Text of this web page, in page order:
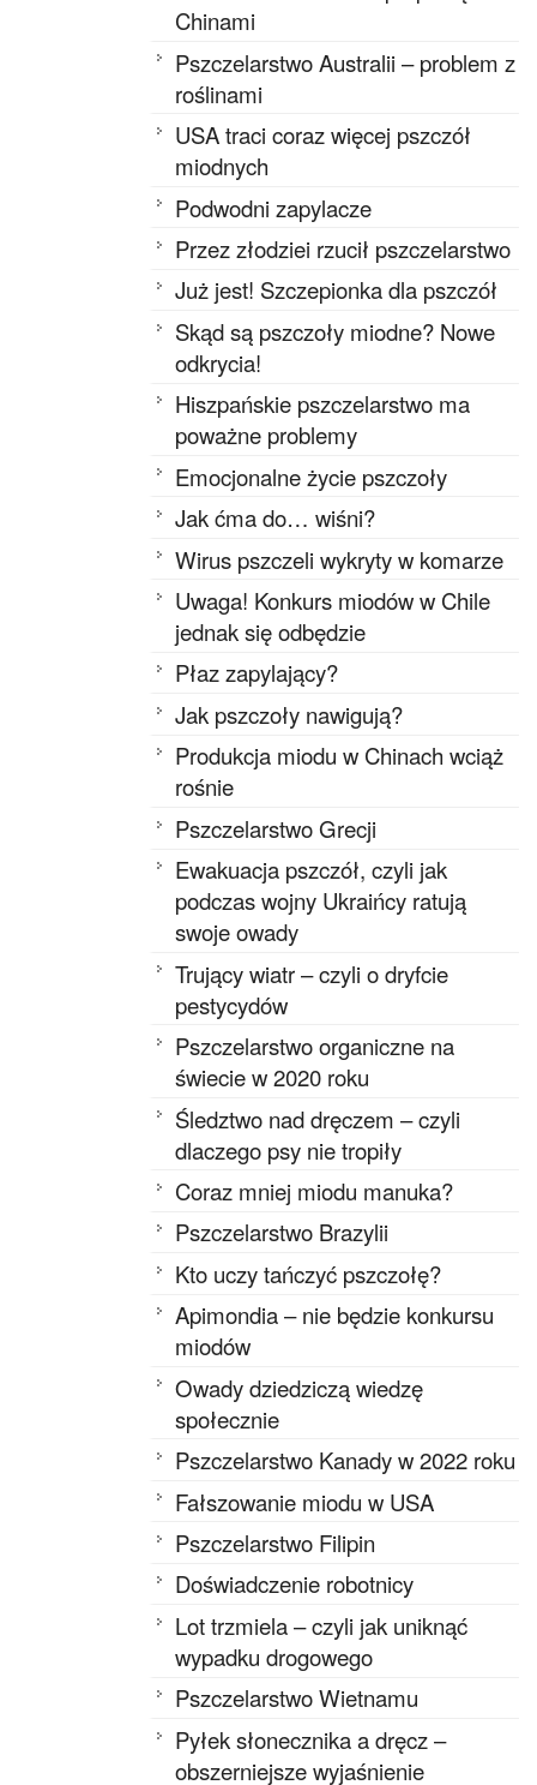
Chinami
Pszczelarstwo Australii – problem z
roślinami
USA traci coraz więcej pszczół
miodnych
Podwodni zapylacze
Przez złodziei rzucił pszczelarstwo
Już jest! Szczepionka dla pszczół
Skąd są pszczoły miodne? Nowe
odkrycia!
Hiszpańskie pszczelarstwo ma
poważne problemy
Emocjonalne życie pszczoły
Jak ćma do… wiśni?
Wirus pszczeli wykryty w komarze
Uwaga! Konkurs miodów w Chile
jednak się odbędzie
Płaz zapylający?
Jak pszczoły nawigują?
Produkcja miodu w Chinach wciąż
rośnie
Pszczelarstwo Grecji
Ewakuacja pszczół, czyli jak
podczas wojny Ukraińcy ratują
swoje owady
Trujący wiatr – czyli o dryfcie
pestycydów
Pszczelarstwo organiczne na
świecie w 2020 roku
Śledztwo nad dręczem – czyli
dlaczego psy nie tropiły
Coraz mniej miodu manuka?
Pszczelarstwo Brazylii
Kto uczy tańczyć pszczołę?
Apimondia – nie będzie konkursu
miodów
Owady dziedziczą wiedzę
społecznie
Pszczelarstwo Kanady w 2022 roku
Fałszowanie miodu w USA
Pszczelarstwo Filipin
Doświadczenie robotnicy
Lot trzmiela – czyli jak uniknąć
wypadku drogowego
Pszczelarstwo Wietnamu
Pyłek słonecznika a dręcz –
obszerniejsze wyjaśnienie